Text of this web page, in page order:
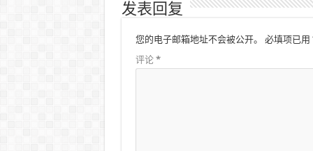
发表回复
您的电子邮箱地址不会被公开。 必填项已用
评论 *